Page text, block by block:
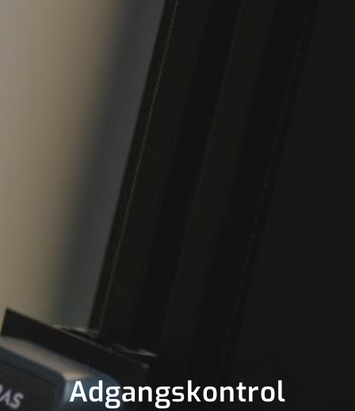
Adgangskontrol